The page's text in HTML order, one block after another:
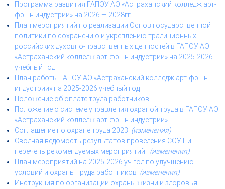
с
т
р
и
р
с
о
т
Программа развития ГАПОУ АО «Астраханский колледж арт-
фэшн индустрии» на 2026 — 2028гг.
План мероприятий по реализации Основ государственной
политики по сохранению и укреплению традиционных
российских духовно-нравственных ценностей в ГАПОУ АО
«Астраханский колледж арт-фэшн индустрии» на 2025-2026
учебный год
План работы ГАПОУ АО «Астраханский колледж арт-фэшн
индустрии» на 2025-2026 учебный год
Положение об оплате труда работников
Положение о системе управления охраной труда в ГАПОУ АО
«Астраханский колледж арт-фэшн индустрии»
Соглашение по охране труда 2023 (изменения)
Сводная ведомость результатов проведения СОУТ и
перечень рекомендуемых мероприятий
(изменения)
План мероприятий на 2025-2026 уч.год по улучшению
условий и охраны труда работников (изменения)
Инструкция по организации охраны жизни и здоровья